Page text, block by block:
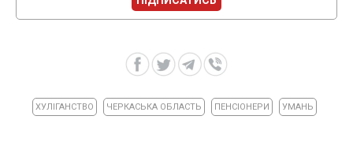
ХУЛІГАНСТВО ЧЕРКАСЬКА ОБЛАСТЬ ПЕНСІОНЕРИ УМАНЬ